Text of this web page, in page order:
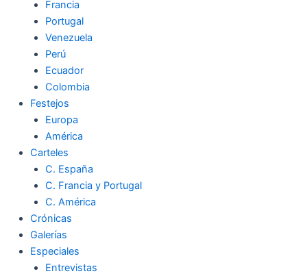
Francia
Portugal
Venezuela
Perú
Ecuador
Colombia
Festejos
Europa
América
Carteles
C. España
C. Francia y Portugal
C. América
Crónicas
Galerías
Especiales
Entrevistas